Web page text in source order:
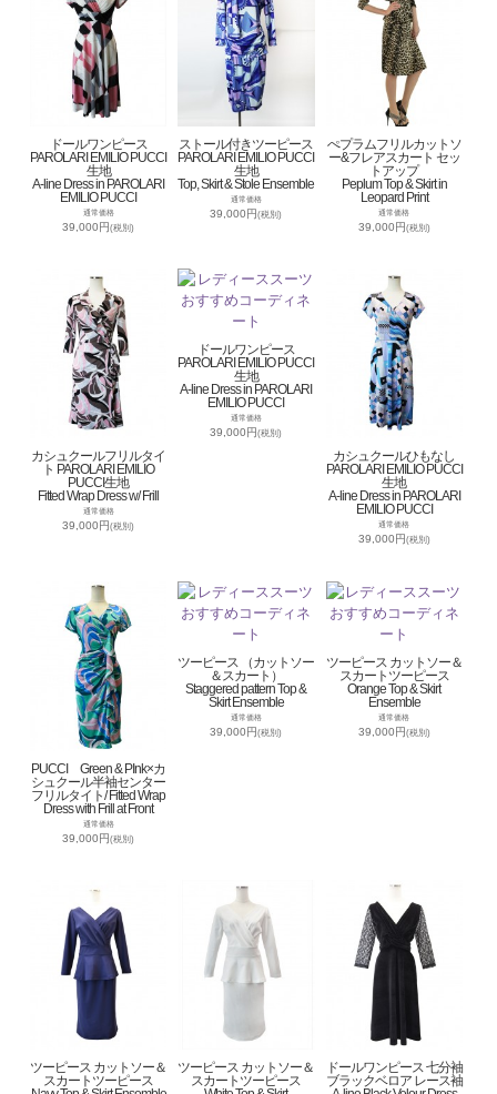
ドールワンピース
PAROLARI EMILIO PUCCI
生地
A-line Dress in PAROLARI
EMILIO PUCCI
通常価格
39,000円(税別)
ストール付きツーピース
PAROLARI EMILIO PUCCI
生地
Top, Skirt & Stole Ensemble
通常価格
39,000円(税別)
ぺプラムフリルカットソ
ー&フレアスカート セッ
トアップ
Peplum Top & Skirt in
Leopard Print
通常価格
39,000円(税別)
カシュクールフリルタイ
ト PAROLARI EMILIO
PUCCI生地
Fitted Wrap Dress w/ Frill
通常価格
39,000円(税別)
ドールワンピース
PAROLARI EMILIO PUCCI
生地
A-line Dress in PAROLARI
EMILIO PUCCI
通常価格
39,000円(税別)
カシュクールひもなし
PAROLARI EMILIO PUCCI
生地
A-line Dress in PAROLARI
EMILIO PUCCI
通常価格
39,000円(税別)
PUCCI Green & PInk×カ
シュクール半袖センター
フリルタイト/ Fitted Wrap
Dress with Frill at Front
通常価格
39,000円(税別)
ツーピース （カットソー
＆スカート）
Staggered pattern Top &
Skirt Ensemble
通常価格
39,000円(税別)
ツーピース カットソー＆
スカートツーピース
Orange Top & Skirt
Ensemble
通常価格
39,000円(税別)
ツーピース カットソー＆
スカートツーピース
ツーピース カットソー＆
スカートツーピース
ドールワンピース 七分袖
ブラックベロア レース袖